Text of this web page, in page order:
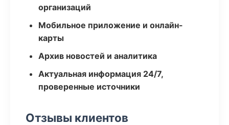
организаций
Мобильное приложение и онлайн-
карты
Архив новостей и аналитика
Актуальная информация 24/7,
проверенные источники
Отзывы клиентов